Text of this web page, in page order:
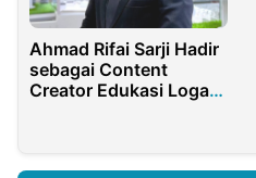
Ahmad Rifai Sarji Hadir
sebagai Content
Creator Edukasi Logam